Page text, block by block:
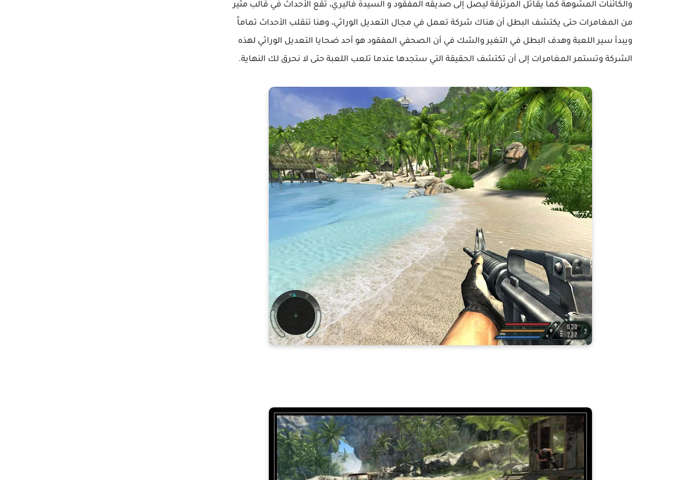
والكائنات المشوهة كما يقاتل المرتزقة ليصل إلى صديقه المفقود و السيدة فاليري، تقع الأحداث في قالب مثير
من المغامرات حتى يكتشف البطل أن هناك شركة تعمل في مجال التعديل الوراثي، وهنا تنقلب الأحداث تماماً
ويبدأ سير اللعبة وهدف البطل في التغير والشك في أن الصحفي المفقود هو أحد ضحايا التعديل الوراثي لهذه
الشركة وتستمر المغامرات إلى أن تكتشف الحقيقة التي ستجدها عندما تلعب اللعبة حتى لا نحرق لك النهاية.